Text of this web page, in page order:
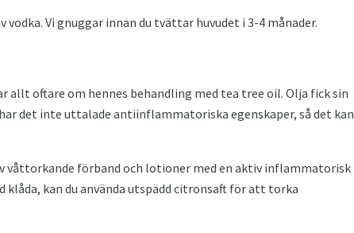
vodka. Vi gnuggar innan du tvättar huvudet i 3-4 månader.
allt oftare om hennes behandling med tea tree oil. Olja fick sin
det inte uttalade antiinflammatoriska egenskaper, så det kan
våttorkande förband och lotioner med en aktiv inflammatorisk
klåda, kan du använda utspädd citronsaft för att torka